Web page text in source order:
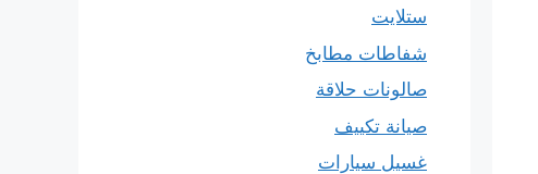
ستلايت
شفاطات مطابخ
صالونات حلاقة
صيانة تكييف
غسيل سيارات